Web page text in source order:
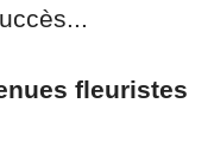
fleuristes